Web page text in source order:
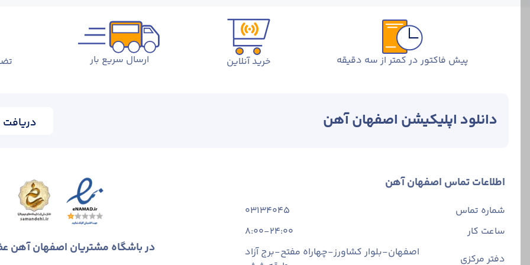
پیش فاکتور در کمتر از سه دقیقه خرید آنلاین ارسال سریع بار
دانلود اپلیکیشن اصفهان آهن دریافت
اطلاعات تماس اصفهان آهن
شماره تماس
03134045
ساعت کار
8:00-24:00
دفتر مرکزی
اصفهان-بلوار کشاورز-چهاراه مفتح-برج آزاد
در باشگاه مشتریان اصفهان آهن